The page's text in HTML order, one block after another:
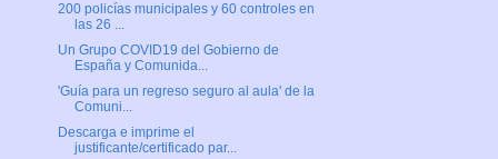
200 policías municipales y 60 controles en
las 26 ...
Un Grupo COVID19 del Gobierno de
España y Comunida...
'Guía para un regreso seguro al aula' de la
Comuni...
Descarga e imprime el
justificante/certificado par...